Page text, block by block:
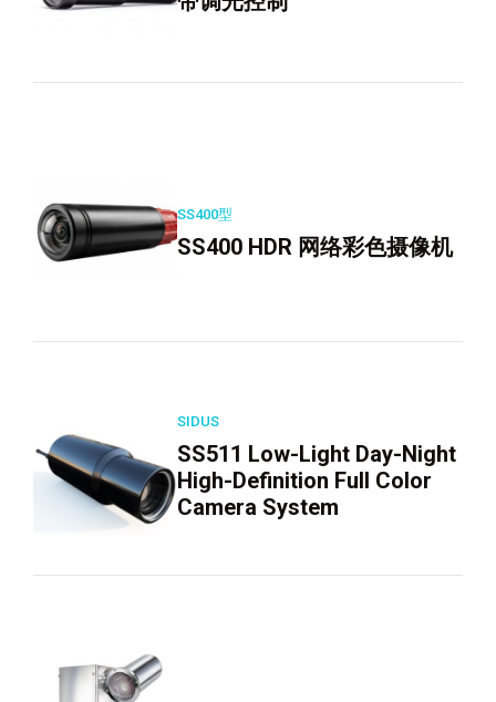
SS400型
SS400 HDR 网络彩色摄像机
SIDUS
SS511 Low-Light Day-Night
High-Definition Full Color
Camera System